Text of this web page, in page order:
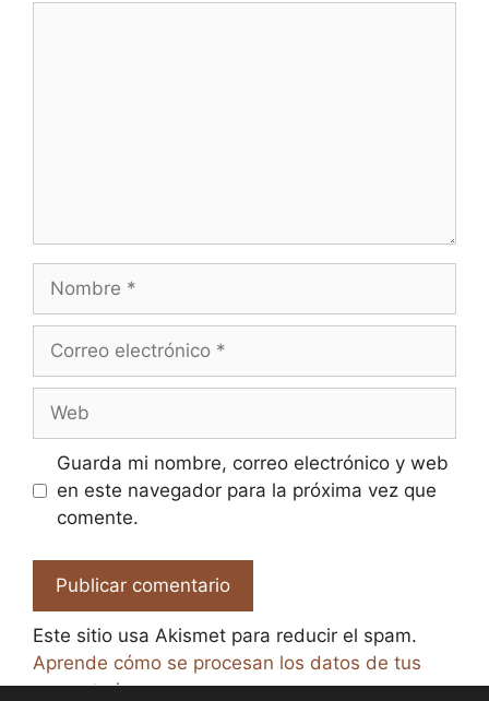
Nombre
Correo
Web
Guarda mi nombre, correo electrónico y web
en este navegador para la próxima vez que
comente.
Este sitio usa Akismet para reducir el spam.
Aprende cómo se procesan los datos de tus
comentarios.